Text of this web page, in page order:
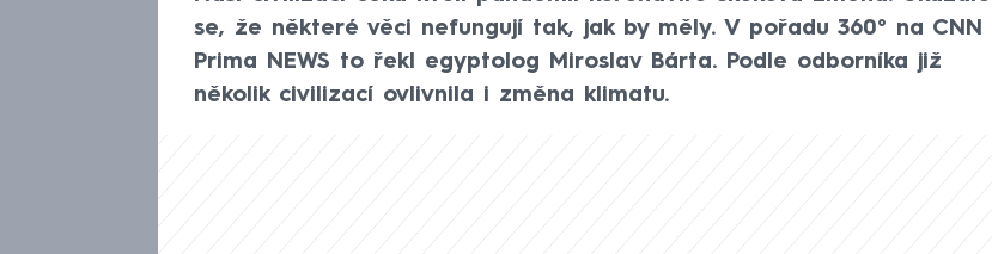
se, že některé věci nefungují tak, jak by měly. V pořadu 360° na CNN
Prima NEWS to řekl egyptolog Miroslav Bárta. Podle odborníka již
několik civilizací ovlivnila i změna klimatu.